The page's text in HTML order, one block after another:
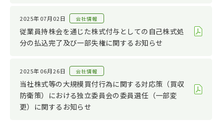
2025年07月02日 会社情報
従業員持株会を通じた株式付与としての自己株式処
分の払込完了及び一部失権に関するお知らせ
2025年06月26日 会社情報
当社株式等の大規模買付行為に関する対応策（買収
防衛策）における独立委員会の委員選任（一部変
更）に関するお知らせ